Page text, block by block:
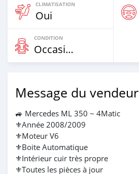
CLIMATISATION
Oui
CONDITION
Occasion
Message du vendeur
🚙 Mercedes ML 350 ~ 4Matic
⚜️Année 2008/2009
⚜️Moteur V6
⚜️Boite Automatique
⚜️Intérieur cuir très propre
⚜️Toutes les pièces à jour